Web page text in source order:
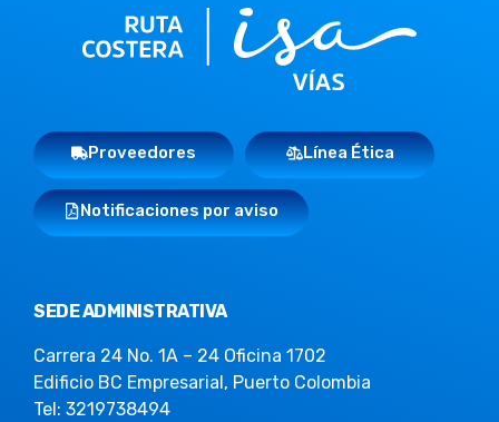
Proveedores Línea Ética
Notificaciones por aviso
SEDE ADMINISTRATIVA
Carrera 24 No. 1A – 24 Oficina 1702
Edificio BC Empresarial, Puerto Colombia
Tel: 3219738494